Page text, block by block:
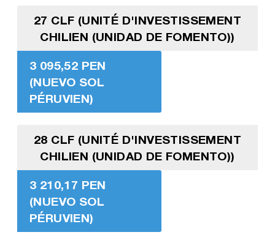
27 CLF (UNITÉ D'INVESTISSEMENT
CHILIEN (UNIDAD DE FOMENTO))
3 095,52 PEN
(NUEVO SOL
PÉRUVIEN)
28 CLF (UNITÉ D'INVESTISSEMENT
CHILIEN (UNIDAD DE FOMENTO))
3 210,17 PEN
(NUEVO SOL
PÉRUVIEN)